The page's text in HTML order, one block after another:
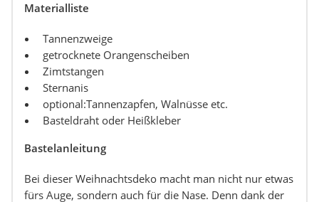
Materialliste
Tannenzweige
getrocknete Orangenscheiben
Zimtstangen
Sternanis
optional:Tannenzapfen, Walnüsse etc.
Basteldraht oder Heißkleber
Bastelanleitung
Bei dieser Weihnachtsdeko macht man nicht nur etwas
fürs Auge, sondern auch für die Nase. Denn dank der